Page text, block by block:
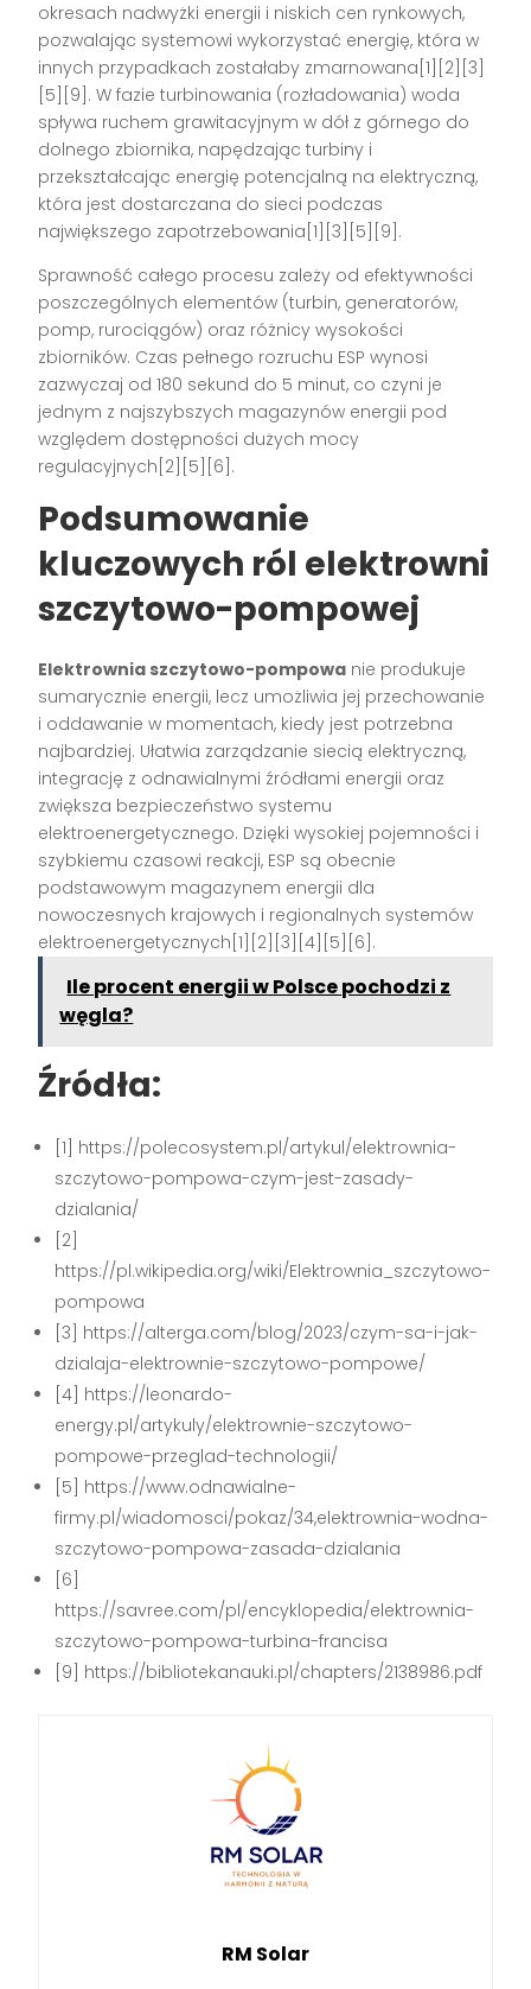
okresach nadwyżki energii i niskich cen rynkowych,
pozwalając systemowi wykorzystać energię, która w
innych przypadkach zostałaby zmarnowana[1][2][3]
[5][9]. W fazie turbinowania (rozładowania) woda
spływa ruchem grawitacyjnym w dół z górnego do
dolnego zbiornika, napędzając turbiny i
przekształcając energię potencjalną na elektryczną,
która jest dostarczana do sieci podczas
największego zapotrzebowania[1][3][5][9].
Sprawność całego procesu zależy od efektywności
poszczególnych elementów (turbin, generatorów,
pomp, rurociągów) oraz różnicy wysokości
zbiorników. Czas pełnego rozruchu ESP wynosi
zazwyczaj od 180 sekund do 5 minut, co czyni je
jednym z najszybszych magazynów energii pod
względem dostępności dużych mocy
regulacyjnych[2][5][6].
Podsumowanie
kluczowych ról elektrowni
szczytowo-pompowej
Elektrownia szczytowo-pompowa nie produkuje
sumarycznie energii, lecz umożliwia jej przechowanie
i oddawanie w momentach, kiedy jest potrzebna
najbardziej. Ułatwia zarządzanie siecią elektryczną,
integrację z odnawialnymi źródłami energii oraz
zwiększa bezpieczeństwo systemu
elektroenergetycznego. Dzięki wysokiej pojemności i
szybkiemu czasowi reakcji, ESP są obecnie
podstawowym magazynem energii dla
nowoczesnych krajowych i regionalnych systemów
elektroenergetycznych[1][2][3][4][5][6].
Ile procent energii w Polsce pochodzi z
węgla?
Źródła:
[1] https://polecosystem.pl/artykul/elektrownia-
szczytowo-pompowa-czym-jest-zasady-
dzialania/
[2]
https://pl.wikipedia.org/wiki/Elektrownia_szczytowo-
pompowa
[3] https://alterga.com/blog/2023/czym-sa-i-jak-
dzialaja-elektrownie-szczytowo-pompowe/
[4] https://leonardo-
energy.pl/artykuly/elektrownie-szczytowo-
pompowe-przeglad-technologii/
[5] https://www.odnawialne-
firmy.pl/wiadomosci/pokaz/34,elektrownia-wodna-
szczytowo-pompowa-zasada-dzialania
[6]
https://savree.com/pl/encyklopedia/elektrownia-
szczytowo-pompowa-turbina-francisa
[9] https://bibliotekanauki.pl/chapters/2138986.pdf
RM Solar